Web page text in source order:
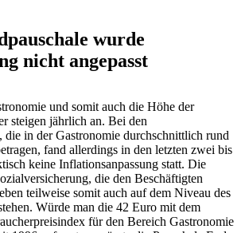
wurde
nicht angepasst
und somit auch die Höhe der
steigen jährlich an. Bei den
die in der Gastronomie durchschnittlich rund
fand allerdings in den letzten zwei bis
keine Inflationsanpassung statt. Die
die den Beschäftigten
teilweise somit auch auf dem Niveau des
Würde man die 42 Euro mit dem
für den Bereich Gastronomie